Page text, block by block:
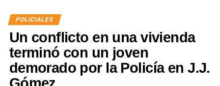
POLICIALES
Un conflicto en una vivienda
terminó con un joven
demorado por la Policía en J.J.